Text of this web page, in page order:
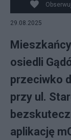
29.08.2025
osiedli
przeciwko
przy ul.
aplikację